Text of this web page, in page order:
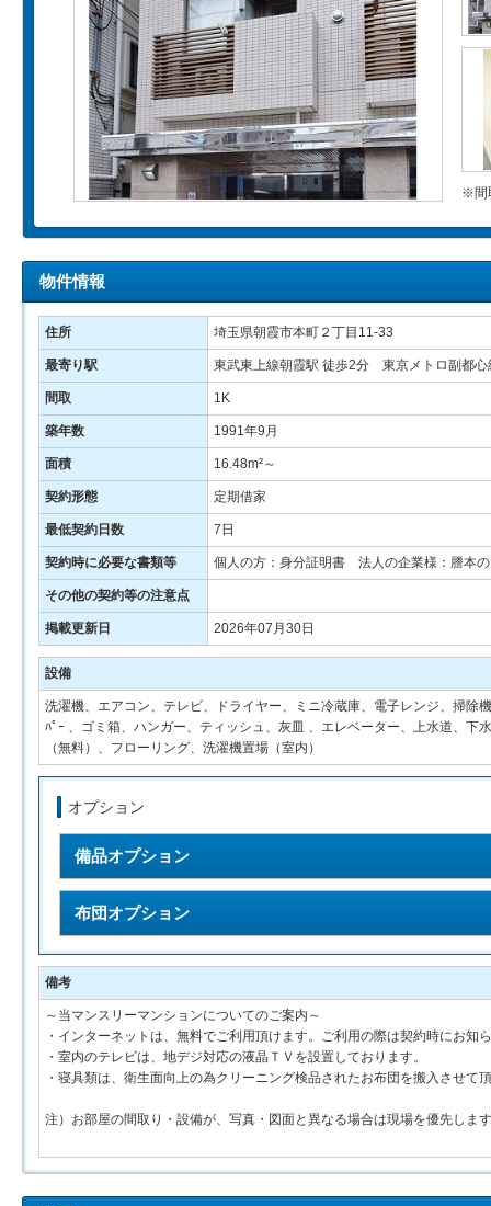
※間
物件情報
住所 埼玉県朝霞市本町２丁目11-33
最寄り駅 東武東上線朝霞駅 徒歩2分 東京メトロ副都
間取 1K
築年数 1991年9月
面積 16.48m²～
契約形態 定期借家
最低契約日数 7日
契約時に必要な書類等 個人の方：身分証明書 法人の企業様：謄本
その他の契約等の注意点
掲載更新日 2026年07月30日
設備
洗濯機、エアコン、テレビ、ドライヤー、ミニ冷蔵庫、電子レンジ、掃除
ﾊﾟｰ 、ゴミ箱、ハンガー、ティッシュ、灰皿 、エレベーター、上水道、
（無料）、フローリング、洗濯機置場（室内）
オプション
備品オプション
布団オプション
備考
～当マンスリーマンションについてのご案内～
・インターネットは、無料でご利用頂けます。ご利用の際は契約時にお知
・室内のテレビは、地デジ対応の液晶ＴＶを設置しております。
・寝具類は、衛生面向上の為クリーニング検品されたお布団を搬入させて
注）お部屋の間取り・設備が、写真・図面と異なる場合は現場を優先しま